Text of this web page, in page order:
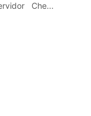
Che...